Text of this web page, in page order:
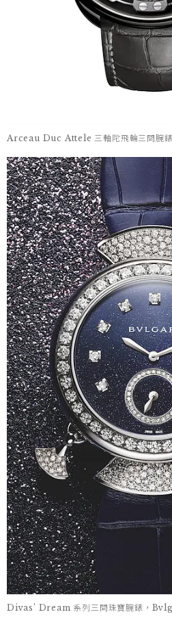
Arceau Duc Attele 三軸陀飛輪三問腕
Divas’ Dream 系列三問珠寶腕錶，